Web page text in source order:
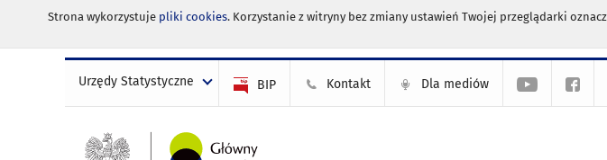
Strona wykorzystuje pliki cookies. Korzystanie z witryny bez zmiany ustawień Twojej przeglądarki
Urzędy Statystyczne BIP Kontakt Dla mediów